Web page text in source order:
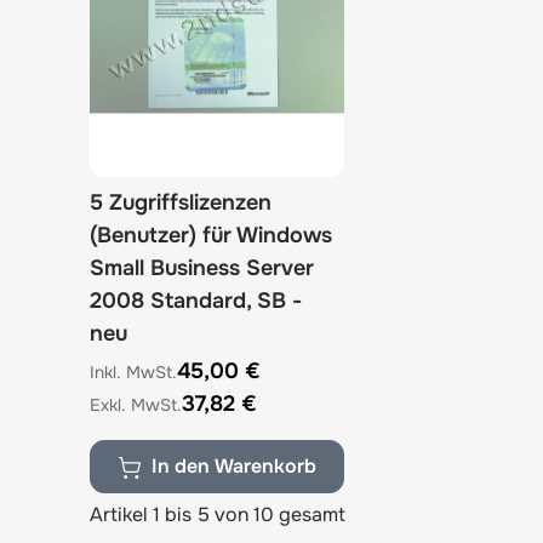
5 Zugriffslizenzen
(Benutzer) für Windows
Small Business Server
2008 Standard, SB -
neu
45,00 €
37,82 €
In den Warenkorb
Artikel 1 bis 5 von 10 gesamt